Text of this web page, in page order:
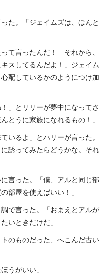
た。「ジェイムズは、ほんと
て言ったんだ！ それから、
スしてるんだよ！」ジェイム
配しているかのようにつけ加
」とリリーが夢中になってさ
とうに家族になれるもの！」
いるよ」とハリーが言った。
誘ってみたらどうかな。それ
言った。「僕、アルと同じ部
部屋を使えばいい！」
で言った。「おまえとアルが
いときだけだ」
のものだった、へこんだ古い
うがいい」